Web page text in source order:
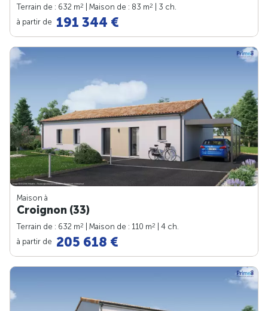
Terrain de : 632 m2 | Maison de : 83 m2
| 3 ch.
à partir de 191 344 €
Maison à
Croignon (33)
Terrain de : 632 m2 | Maison de : 110 m2
| 4 ch.
à partir de 205 618 €